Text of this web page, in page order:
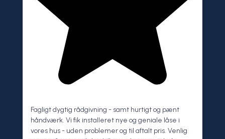
Fagligt dygtig rådgivning - samt hurtigt og pænt
håndværk. Vi fik installeret nye og geniale låse i
vores hus - uden problemer og til aftalt pris. Venlig